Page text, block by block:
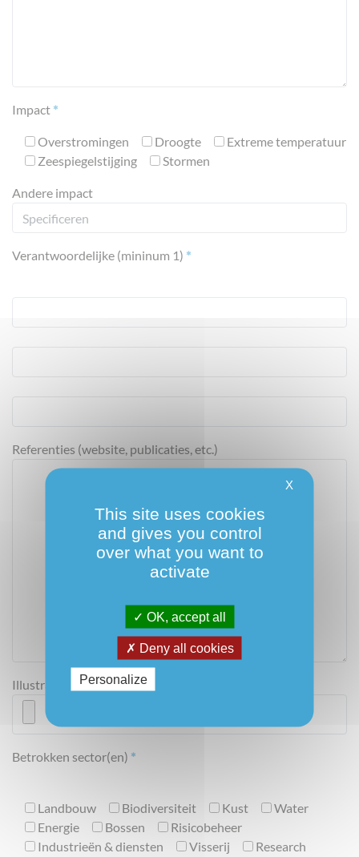
Impact *
Overstromingen Droogte
Extreme temperatuur
Zeespiegelstijging
Stormen
Andere impact
Verantwoordelijke (mininum 1) *
Referenties (website, publicaties, etc.)
Illustratief beeld*
Betrokken sector(en) *
Landbouw Biodiversiteit Kust
Water
Energie
Bossen
Risicobeheer
Industrieën & diensten
Visserij
Research
X
This site uses cookies
and gives you control
over what you want to
activate
OK, accept all
Deny all cookies
Personalize